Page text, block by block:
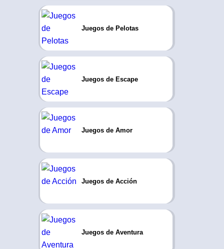
Juegos de Pelotas
Juegos de Escape
Juegos de Amor
Juegos de Acción
Juegos de Aventura